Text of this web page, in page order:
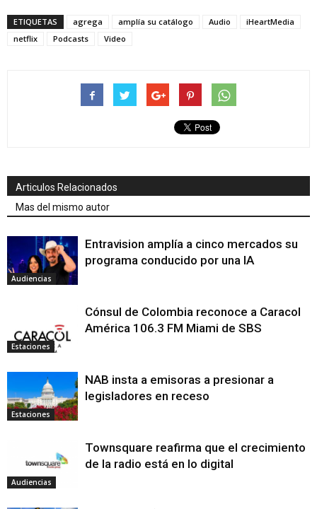
ETIQUETAS agrega amplía su catálogo Audio
iHeartMedia
netflix
Podcasts Video
Articulos Relacionados
Mas del mismo autor
Audiencias
Entravision amplía a cinco mercados su
programa conducido por una IA
Estaciones
Cónsul de Colombia reconoce a Caracol
América 106.3 FM Miami de SBS
Estaciones
NAB insta a emisoras a presionar a
legisladores en receso
Audiencias
Townsquare reafirma que el crecimiento
de la radio está en lo digital